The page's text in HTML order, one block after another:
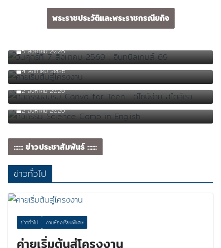
พระราชประวัติและพระราชกรณียกิจ
5 สิงหาคม 2026
ค่ายเริ่มต้นสู่โครงงาน
4 สิงหาคม 2026
กิจกรรมอบรม Canva for Teen : ดีไซน์ง่าย สไตล์เรา
2 สิงหาคม 2026
กิจกรรม Science Camp in English
2 สิงหาคม 2026
:::::: ข่าวประชาสัมพันธ์ ::::::
ข่าวทั่วไป
ข่าวทั่วไป งานห้องเรียนพิเศษ
ค่ายเริ่มต้นสู่โครงงาน